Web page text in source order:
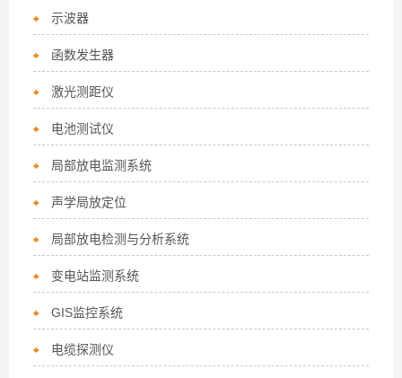
示波器
函数发生器
激光测距仪
电池测试仪
局部放电监测系统
声学局放定位
局部放电检测与分析系统
变电站监测系统
GIS监控系统
电缆探测仪